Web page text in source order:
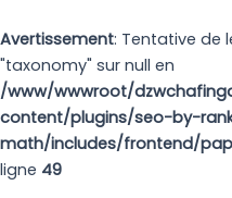
Avertissement: Tentative de
"taxonomy" sur null en
/www/wwwroot/
content/plugins/seo-by-
math/includes/frontend/
ligne 49
au
contenu